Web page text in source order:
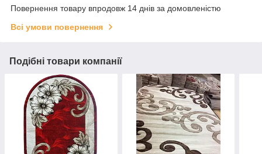
Повернення товару впродовж 14 днів за домовленістю
Всі умови повернення
Подібні товари компанії